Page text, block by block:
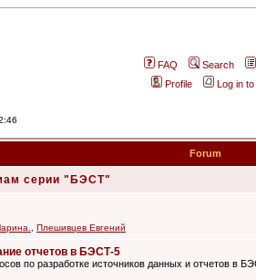
FAQ
Search
Profile
Log in
Forum
серии "БЭСТ"
Плешивцев Евгений
отчетов в БЭСТ-5
по разработке источников данных и отчетов в